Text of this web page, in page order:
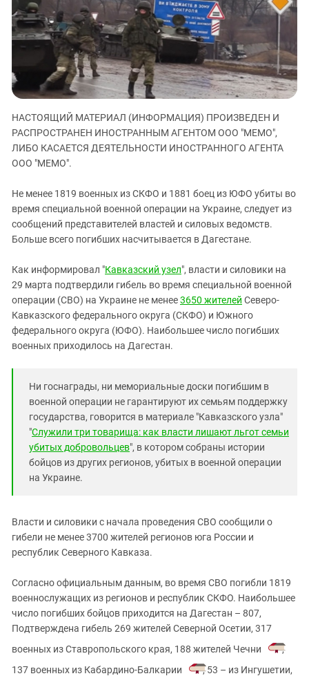
ЗАСТАВЛЯЕТ
КАВКАЗ ЗА ПАЛЕСТИНУ
ИНАКОМЫСЛИЕ В ЧЕЧНЕ
ПРЕСЛЕДОВАНИЕ АКТИВИСТОВ
МОБИЛИЗАЦИЯ И ПРОТЕСТЫ
Дагестан
Ингушетия
Кабардино-Балкария
Калмыкия
Карачаево-Черкесия
Краснодарский край
Российская Федерация
Северная Осетия - Алания
СКФО
Чечня
Южная Осетия
Южный Кавказ
ЮФО
НАСТОЯЩИЙ МАТЕРИАЛ (ИНФОРМАЦИЯ) ПРОИЗВЕДЕН И
РАСПРОСТРАНЕН ИНОСТРАННЫМ АГЕНТОМ ООО "МЕМО",
ЛИБО КАСАЕТСЯ ДЕЯТЕЛЬНОСТИ ИНОСТРАННОГО АГЕНТА
ООО "МЕМО".
Не менее 1819 военных из СКФО и 1881 боец из ЮФО убиты во
время специальной военной операции на Украине, следует из
сообщений представителей властей и силовых ведомств.
Больше всего погибших насчитывается в Дагестане.
Как информировал "Кавказский узел", власти и силовики на
29 марта подтвердили гибель во время специальной военной
операции (СВО) на Украине не менее3650 жителей Северо-
Кавказского федерального округа (СКФО) и Южного
федерального округа (ЮФО). Наибольшее число погибших
военных приходилось на Дагестан.
Ни госнаграды, ни мемориальные доски погибшим в
военной операции не гарантируют их семьям поддержку
государства, говорится в материале "Кавказского узла"
"Служили три товарища: как власти лишают льгот семьи
убитых добровольцев", в котором собраны истории
бойцов из других регионов, убитых в военной операции
на Украине.
Власти и силовики с начала проведения СВО сообщили о
гибели не менее 3700 жителей регионов юга России и
республик Северного Кавказа.
Согласно официальным данным, во время СВО погибли 1819
военнослужащих из регионов и республик СКФО. Наибольшее
число погибших бойцов приходится на Дагестан – 807,
Подтверждена гибель 269 жителей Северной Осетии, 317
военных из Ставропольского края, 188 жителей Чечни
,
137 военных из Кабардино-Балкарии
, 53 – из Ингушетии,